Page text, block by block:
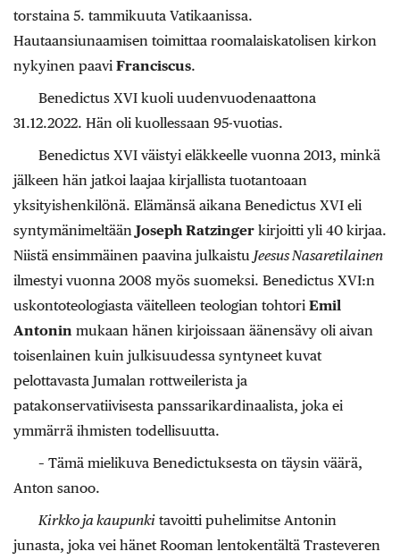
torstaina 5. tammikuuta Vatikaanissa.
Hautaansiunaamisen toimittaa roomalaiskatolisen kirkon
nykyinen paavi Franciscus.
Benedictus XVI kuoli uudenvuodenaattona
31.12.2022. Hän oli kuollessaan 95-vuotias.
Benedictus XVI väistyi eläkkeelle vuonna 2013, minkä
jälkeen hän jatkoi laajaa kirjallista tuotantoaan
yksityishenkilönä. Elämänsä aikana Benedictus XVI eli
syntymänimeltään Joseph Ratzinger kirjoitti yli 40 kirjaa.
Niistä ensimmäinen paavina julkaistu Jeesus Nasaretilainen
ilmestyi vuonna 2008 myös suomeksi. Benedictus XVI:n
uskontoteologiasta väitelleen teologian tohtori Emil
Antonin mukaan hänen kirjoissaan äänensävy oli aivan
toisenlainen kuin julkisuudessa syntyneet kuvat
pelottavasta Jumalan rottweilerista ja
patakonservatiivisesta panssarikardinaalista, joka ei
ymmärrä ihmisten todellisuutta.
– Tämä mielikuva Benedictuksesta on täysin väärä,
Anton sanoo.
Kirkko ja kaupunki tavoitti puhelimitse Antonin
junasta, joka vei hänet Rooman lentokentältä Trasteveren